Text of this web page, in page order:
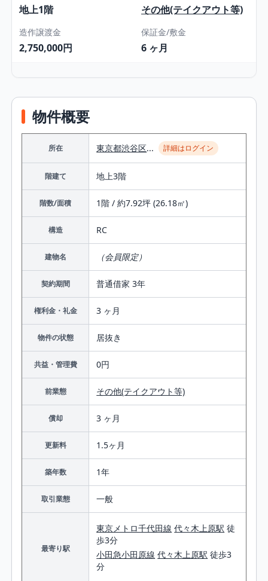
地上1階 その他(テイクアウト等)
造作譲渡金
2,750,000円
保証金/敷金
6 ヶ月
物件概要
所在 東京都渋谷区... 詳細はログイン
階建て 地上3階
階数/面積 1階 / 約7.92坪 (26.18㎡)
構造 RC
建物名 （会員限定）
契約期間 普通借家 3年
権利金・礼金 3 ヶ月
物件の状態 居抜き
共益・管理費 0円
前業態 その他(テイクアウト等)
償却 3 ヶ月
更新料 1.5ヶ月
築年数 1年
取引業態 一般
最寄り駅
東京メトロ千代田線 代々木上原駅 徒
歩3分
小田急小田原線 代々木上原駅 徒歩3
分